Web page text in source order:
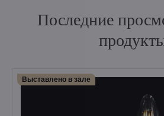
Последние
Выставлено в зале